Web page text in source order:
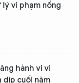
vi phạm nồng
hành vi vi
dịp cuối năm